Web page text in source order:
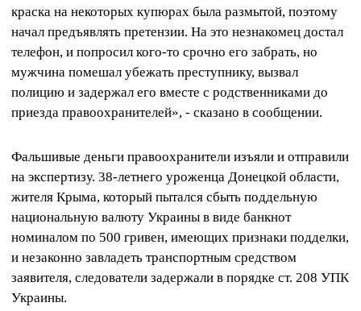
краска на некоторых купюрах была размытой, поэтому
начал предъявлять претензии. На это незнакомец достал
телефон, и попросил кого-то срочно его забрать, но
мужчина помешал убежать преступнику, вызвал
полицию и задержал его вместе с родственниками до
приезда правоохранителей», - сказано в сообщении.
Фальшивые деньги правоохранители изъяли и отправили
на экспертизу. 38-летнего уроженца Донецкой области,
жителя Крыма, который пытался сбыть поддельную
национальную валюту Украины в виде банкнот
номиналом по 500 гривен, имеющих признаки подделки,
и незаконно завладеть транспортным средством
заявителя, следователи задержали в порядке ст. 208 УПК
Украины.